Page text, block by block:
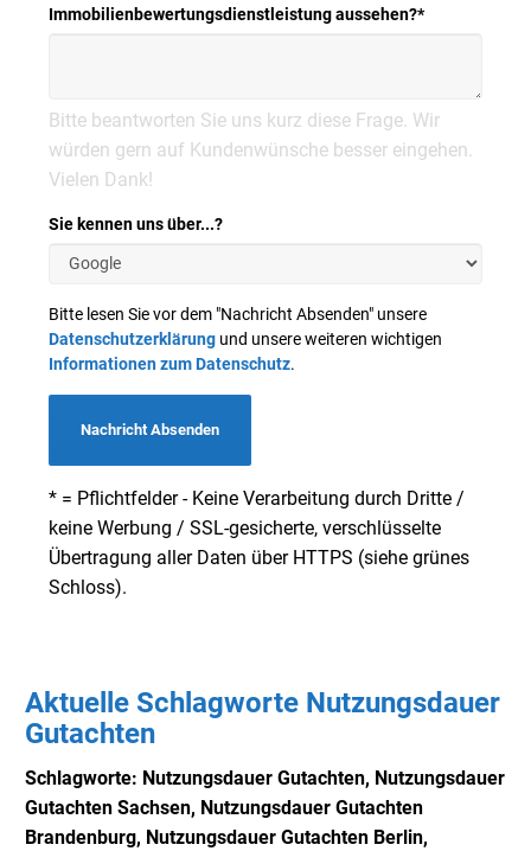
Immobilienbewertungsdienstleistung aussehen?*
Bitte beantworten Sie uns kurz diese Frage. Wir
würden gern auf Kundenwünsche besser eingehen.
Vielen Dank!
Sie kennen uns über...?
Bitte lesen Sie vor dem "Nachricht Absenden" unsere
Datenschutzerklärung und unsere weiteren wichtigen
Informationen zum Datenschutz.
Nachricht Absenden
* = Pflichtfelder - Keine Verarbeitung durch Dritte /
keine Werbung / SSL-gesicherte, verschlüsselte
Übertragung aller Daten über HTTPS (siehe grünes
Schloss).
Aktuelle Schlagworte Nutzungsdauer
Gutachten
Schlagworte: Nutzungsdauer Gutachten, Nutzungsdauer
Gutachten Sachsen, Nutzungsdauer Gutachten
Brandenburg, Nutzungsdauer Gutachten Berlin,